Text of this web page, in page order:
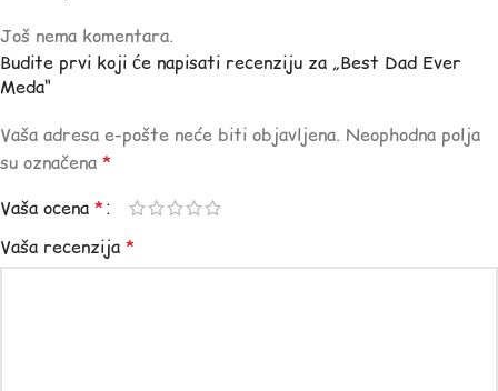
Još nema komentara.
Budite prvi koji će napisati recenziju za „Best Dad Ever
Meda“
Vaša adresa e-pošte neće biti objavljena. Neophodna polja
su označena *
Vaša ocena *
Vaša recenzija *